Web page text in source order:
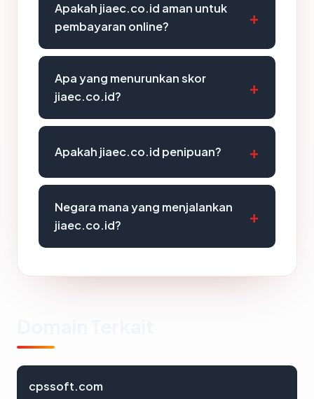
Apakah jiaec.co.id aman untuk
pembayaran online?
Apa yang menurunkan skor
jiaec.co.id?
Apakah jiaec.co.id penipuan?
Negara mana yang menjalankan
jiaec.co.id?
cpssoft.com